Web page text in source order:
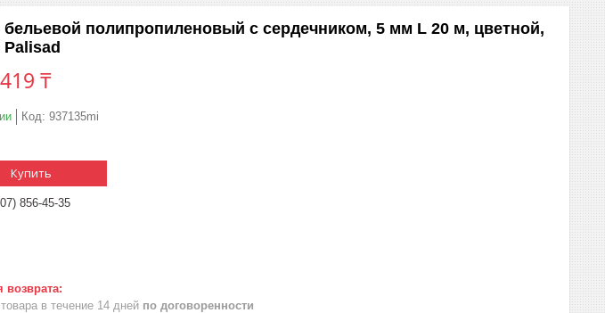
полипропиленовый с сердечником, 5 мм L 20 м, цветной,
Palisad
419 ₸
Код: 937135mi
Купить
856-45-35
в течение 14 дней по договоренности